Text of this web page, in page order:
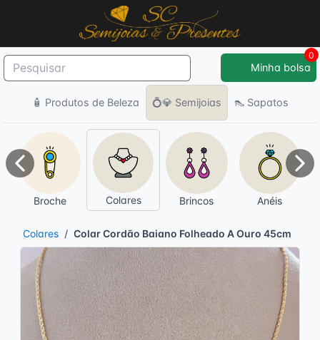
🧴 Produtos de Beleza 💍💎 Semijoias 👠 Sapatos
Minha bolsa
0
Broche Colares Brincos Anéis
Anterior
Colares Colar Cordão Baiano Folheado A Ouro 45cm